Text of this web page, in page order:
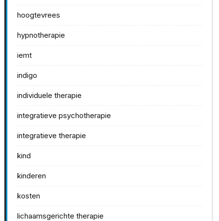
hoogtevrees
hypnotherapie
iemt
indigo
individuele therapie
integratieve psychotherapie
integratieve therapie
kind
kinderen
kosten
lichaamsgerichte therapie